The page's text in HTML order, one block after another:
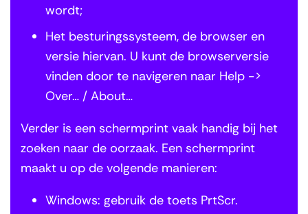
wordt;
Het besturingssysteem, de browser en
versie hiervan. U kunt de browserversie
vinden door te navigeren naar Help ->
Over… / About…
Verder is een schermprint vaak handig bij het
zoeken naar de oorzaak. Een schermprint
maakt u op de volgende manieren:
Windows: gebruik de toets PrtScr.